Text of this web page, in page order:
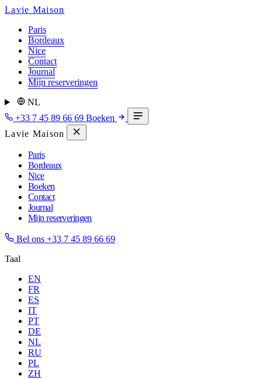
Lavie Maison
Paris
Bordeaux
Nice
Contact
Journal
Mijn reserveringen
NL
+33 7 45 89 66 69 Boeken
Lavie Maison
Paris
Bordeaux
Nice
Boeken
Contact
Journal
Mijn reserveringen
Bel ons +33 7 45 89 66 69
Taal
EN
FR
ES
IT
PT
DE
NL
RU
PL
ZH
Waar Alle
Gasten 2 gasten